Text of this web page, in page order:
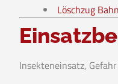
Löschzug
Insekteneinsatz,